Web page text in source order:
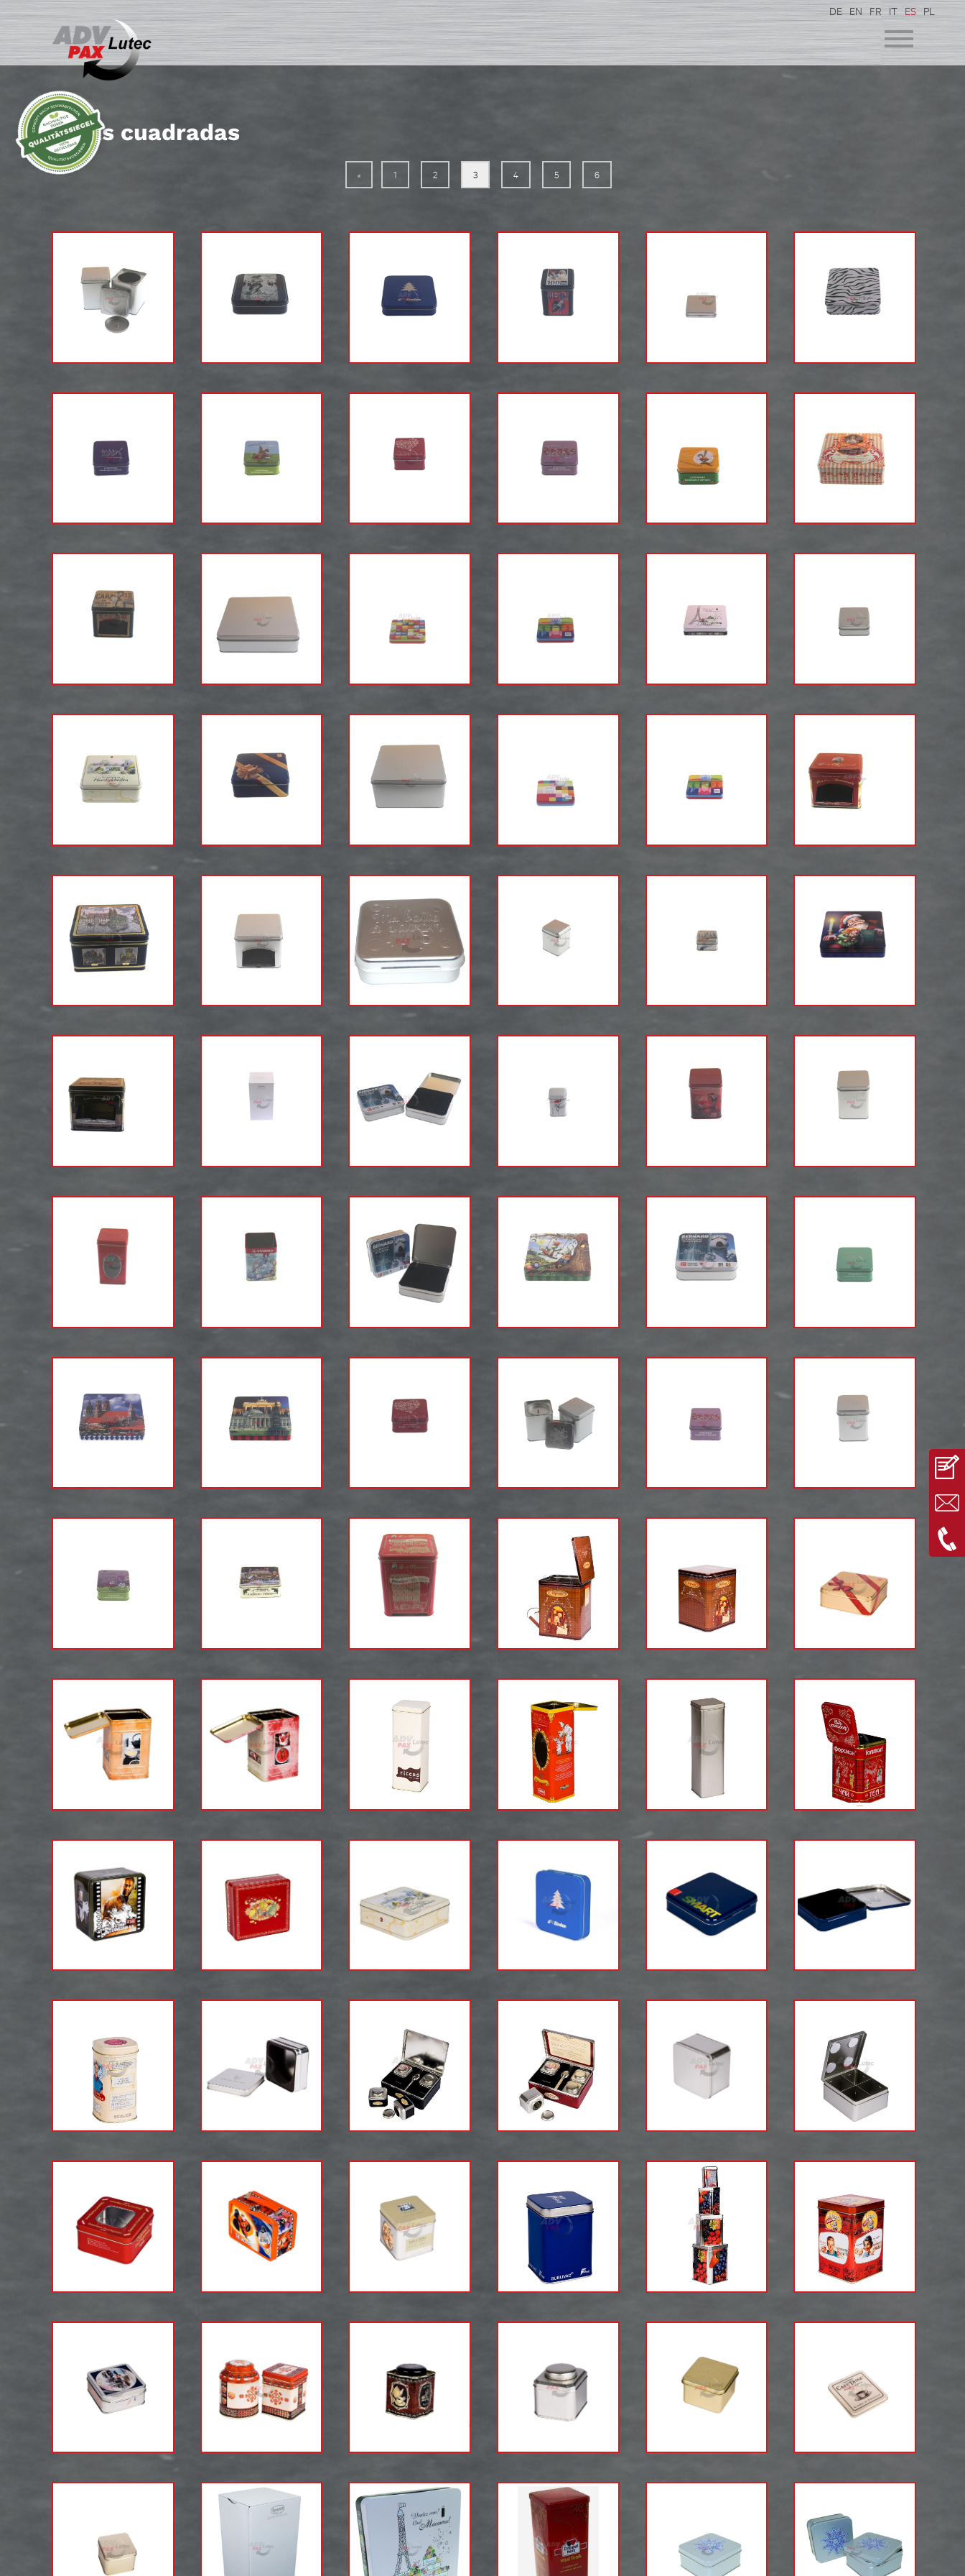
DE EN FR IT ES PL
Latas cuadradas
« 1 2 3 4 5 6